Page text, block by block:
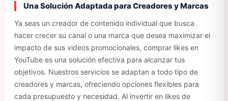
Una Solución Adaptada para Creadores y Marcas
Ya seas un creador de contenido individual que busca
hacer crecer su canal o una marca que desea maximizar el
impacto de sus videos promocionales, comprar likes en
YouTube es una solución efectiva para alcanzar tus
objetivos. Nuestros servicios se adaptan a todo tipo de
creadores y marcas, ofreciendo opciones flexibles para
cada presupuesto y necesidad. Al invertir en likes de